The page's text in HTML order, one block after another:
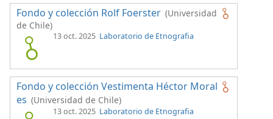
Fondo y colección Rolf Foerster (Universidad
de Chile)
13 oct. 2025 Laboratorio de Etnografia
Fondo y colección Vestimenta Héctor Moral
es (Universidad de Chile)
13 oct. 2025 Laboratorio de Etnografia